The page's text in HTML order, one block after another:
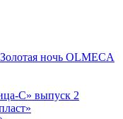
ночь OLMECA
С» выпуск 2